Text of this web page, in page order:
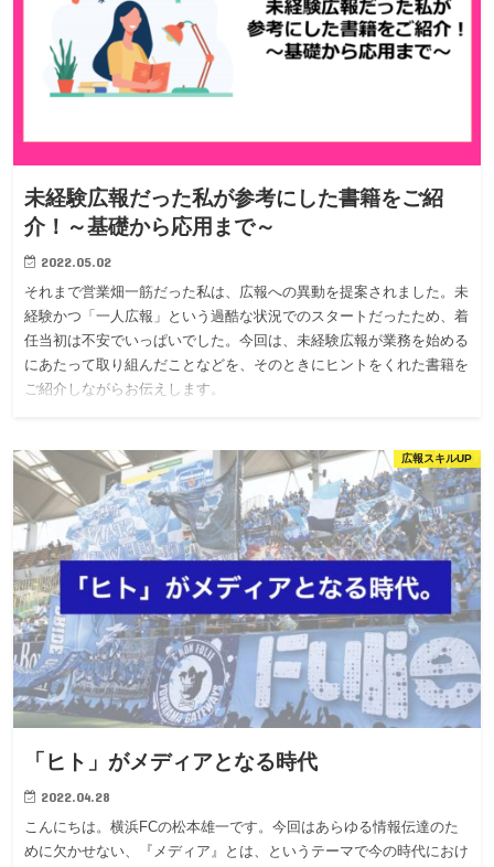
未経験広報だった私が参考にした書籍をご紹
介！～基礎から応用まで～
2022.05.02
それまで営業畑一筋だった私は、広報への異動を提案されました。未
経験かつ「一人広報」という過酷な状況でのスタートだったため、着
任当初は不安でいっぱいでした。今回は、未経験広報が業務を始める
にあたって取り組んだことなどを、そのときにヒントをくれた書籍を
ご紹介しながらお伝えします。
広報スキルUP
「ヒト」がメディアとなる時代
2022.04.28
こんにちは。横浜FCの松本雄一です。今回はあらゆる情報伝達のた
めに欠かせない、『メディア』とは、というテーマで今の時代におけ